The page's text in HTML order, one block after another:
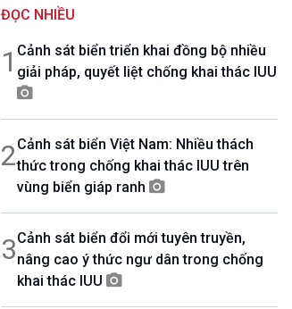
ĐỌC NHIỀU
1 Cảnh sát biển triển khai đồng bộ nhiều
giải pháp, quyết liệt chống khai thác IUU
2Cảnh sát biển Việt Nam: Nhiều thách
thức trong chống khai thác IUU trên
vùng biển giáp ranh
3Cảnh sát biển đổi mới tuyên truyền,
nâng cao ý thức ngư dân trong chống
khai thác IUU